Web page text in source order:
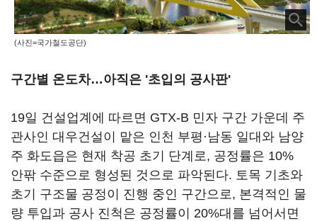
(사진=국가철도공단)
구간별 온도차…아직은 '초입의 공사판'
19일 건설업계에 따르면 GTX-B 민자 구간 가운데 주
관사인 대우건설이 맡은 인천 부평·남동 일대와 남양
주 화도읍은 현재 착공 초기 단계로, 공정률은 10%
안팎 수준으로 형성된 것으로 파악된다. 토목 기초와
초기 구조물 공정이 진행 중인 구간으로, 본격적인 물
량 투입과 공사 진척은 공정률이 20%대를 넘어서면